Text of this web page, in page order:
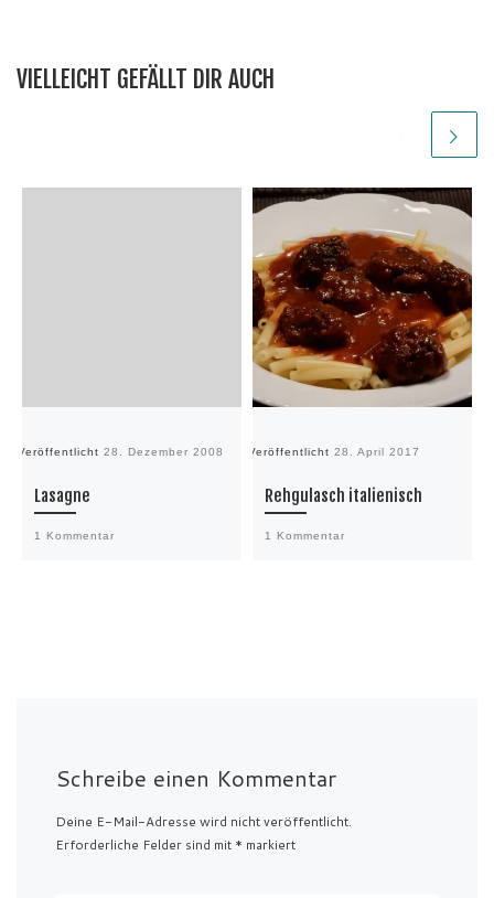
VIELLEICHT GEFÄLLT DIR AUCH
Veröffentlicht 28. Dezember 2008
Lasagne
1 Kommentar
Veröffentlicht 28. April 2017
Rehgulasch italienisch
1 Kommentar
Schreibe einen Kommentar
Deine E-Mail-Adresse wird nicht veröffentlicht.
Erforderliche Felder sind mit * markiert